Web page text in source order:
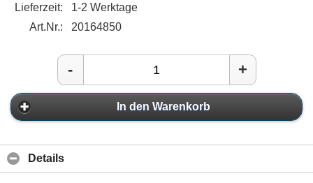
Lieferzeit:
1-2 Werktage
Art.Nr.:
20164850
- +
In den Warenkorb
Details